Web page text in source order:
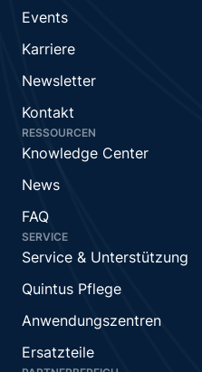
Events
Karriere
Newsletter
Kontakt
RESSOURCEN
Knowledge Center
News
FAQ
SERVICE
Service & Unterstützung
Quintus Pflege
Anwendungszentren
Ersatzteile